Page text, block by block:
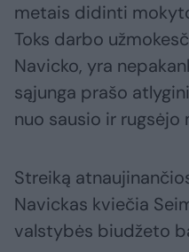
metais didinti
Toks darbo
Navicko, yra
sąjunga prašo
nuo sausio ir rugsėjo
Streiką
Navickas kviečia
valstybės biudžeto